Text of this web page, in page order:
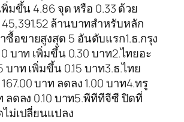
พิ่มขึ้น 4.86 จุด หรือ 0.33 ด้วย
ล้านบาทสำหรับหลัก
อขายสูงสุด 5 อันดับแรก1.ธ.กรุง
บาท เพิ่มขึ้น 0.30 บาท2.ไทยอะ
บาท เพิ่มขึ้น 0.15 บาท3.ธ.ไทย
บาท ลดลง 1.00 บาท4.ทรู
ลดลง 0.10 บาท5.พีทีทีจีซี ปิดที่
ไม่เปลี่ยนแปลง